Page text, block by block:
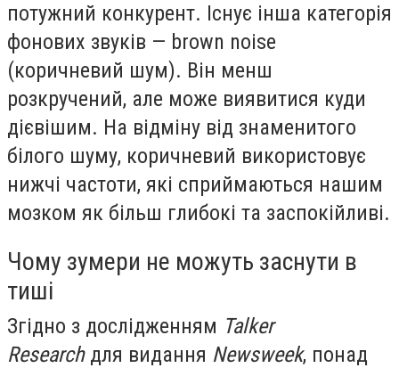
потужний конкурент. Існує інша категорія
фонових звуків — brown noise
(коричневий шум). Він менш
розкручений, але може виявитися куди
дієвішим. На відміну від знаменитого
білого шуму, коричневий використовує
нижчі частоти, які сприймаються нашим
мозком як більш глибокі та заспокійливі.
Чому зумери не можуть заснути в
тиші
Згідно з дослідженням Talker
Researchдля видання Newsweek, понад